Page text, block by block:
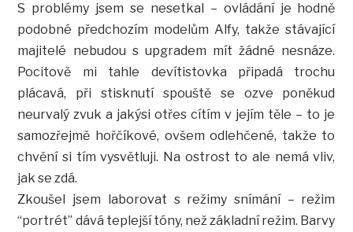
S problémy jsem se nesetkal – ovládání je hodně
podobné předchozím modelům Alfy, takže stávající
majitelé nebudou s upgradem mít žádné nesnáze.
Pocitově mi tahle devítistovka připadá trochu
plácavá, při stisknutí spouště se ozve poněkud
neurvalý zvuk a jakýsi otřes cítím v jejím těle – to je
samozřejmě hořčíkové, ovšem odlehčené, takže to
chvění si tím vysvětluji. Na ostrost to ale nemá vliv,
jak se zdá.
Zkoušel jsem laborovat s režimy snímání – režim
“portrét” dává teplejší tóny, než základní režim. Barvy